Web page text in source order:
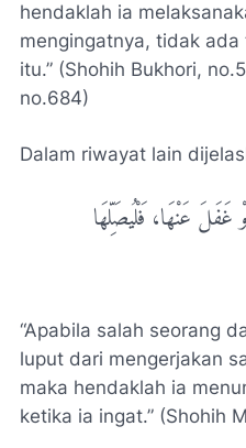
hendaklah ia
mengingatnya, tidak
itu.” (Shohih Bukhori,
no.684)
Dalam riwayat lain
ﻋَﻨْﻬَﺎ، ﻓَﻠْﻴُﺼَﻠِّﻬَﺎ
“Apabila salah seorang
luput dari mengerjakan
maka hendaklah ia
ketika ia ingat.” (Shohih